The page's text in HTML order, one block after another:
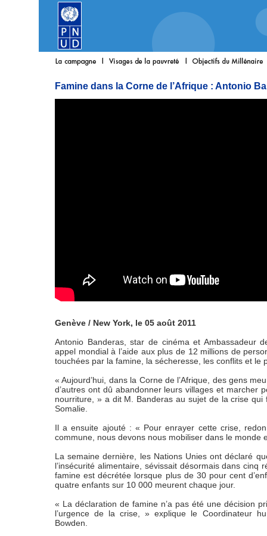
Famine dans la Corne de l’Afrique : Antonio
Genève / New York, le 05 août 2011
Antonio Banderas, star de cinéma et Ambassadeur
appel mondial à l’aide aux plus de 12 millions de
touchées par la famine, la sécheresse, les conflits et le
« Aujourd’hui, dans la Corne de l’Afrique, des gens
d’autres ont dû abandonner leurs villages et marcher
nourriture, » a dit M. Banderas au sujet de la crise qui
Somalie.
Il a ensuite ajouté : « Pour enrayer cette crise,
commune, nous devons nous mobiliser dans le monde
La semaine dernière, les Nations Unies ont déclaré
l’insécurité alimentaire, sévissait désormais dans cinq
famine est décrétée lorsque plus de 30 pour cent
quatre enfants sur 10 000 meurent chaque jour.
« La déclaration de famine n’a pas été une décision
l’urgence de la crise, » explique le Coordinateur
Bowden.